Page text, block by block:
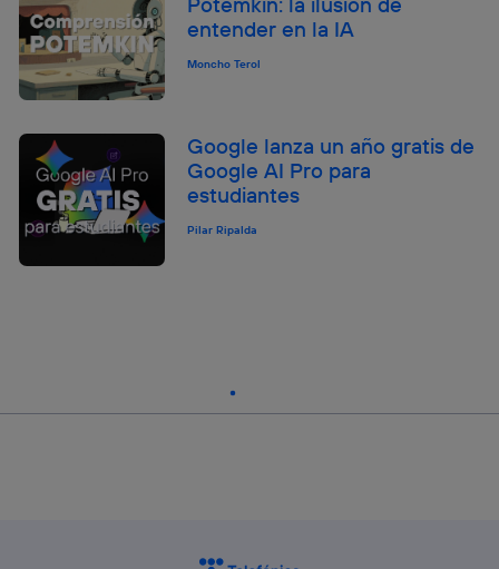
entender en la IA
Moncho Terol
Google lanza un año gratis de
Google AI Pro para
estudiantes
Pilar Ripalda